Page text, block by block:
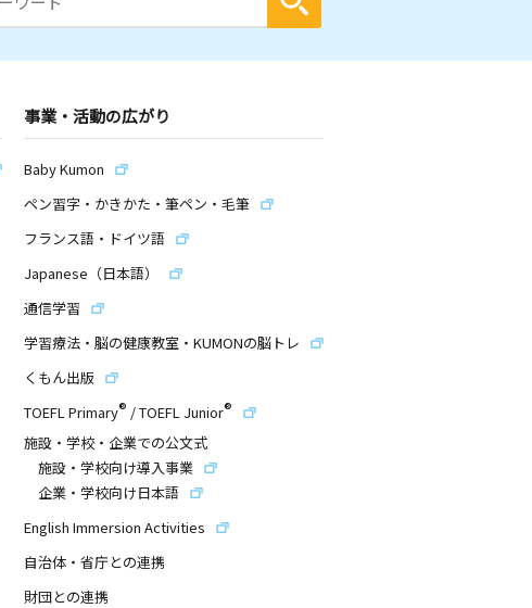
事業・活動の広がり
Baby Kumon
ペン習字・かきかた・筆ペン・毛筆
フランス語・ドイツ語
Japanese（日本語）
通信学習
学習療法・脳の健康教室・KUMONの脳トレ
くもん出版
TOEFL Primary® /TOEFL Junior®
施設・学校・企業での公文式
施設・学校向け導入事業
企業・学校向け日本語
English Immersion Activities
自治体・省庁との連携
財団との連携